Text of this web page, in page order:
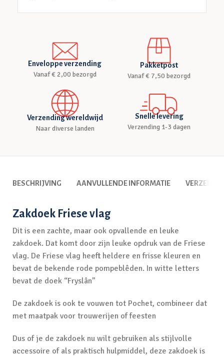
Enveloppe verzending
Vanaf € 2,00 bezorgd
Pakketpost
Vanaf € 7,50 bezorgd
Verzending wereldwijd
Naar diverse landen
Snelle levering
Verzending 1-3 dagen
BESCHRIJVING AANVULLENDE INFORMATIE
Zakdoek Friese vlag
Dit is een zachte, maar ook opvallende en leuke
zakdoek. Dat komt door zijn leuke opdruk van de Friese
vlag. De Friese vlag heeft heldere en frisse kleuren en
bevat de bekende rode pompeblêden. In witte letters
bevat de doek “Fryslân”
De zakdoek is ook te vouwen tot Pochet, combineer dat
met maatpak voor trouwerijen of feesten
Dus of je de zakdoek nu wilt gebruiken als stijlvolle
accessoire of als praktisch hulpmiddel, deze zakdoek is